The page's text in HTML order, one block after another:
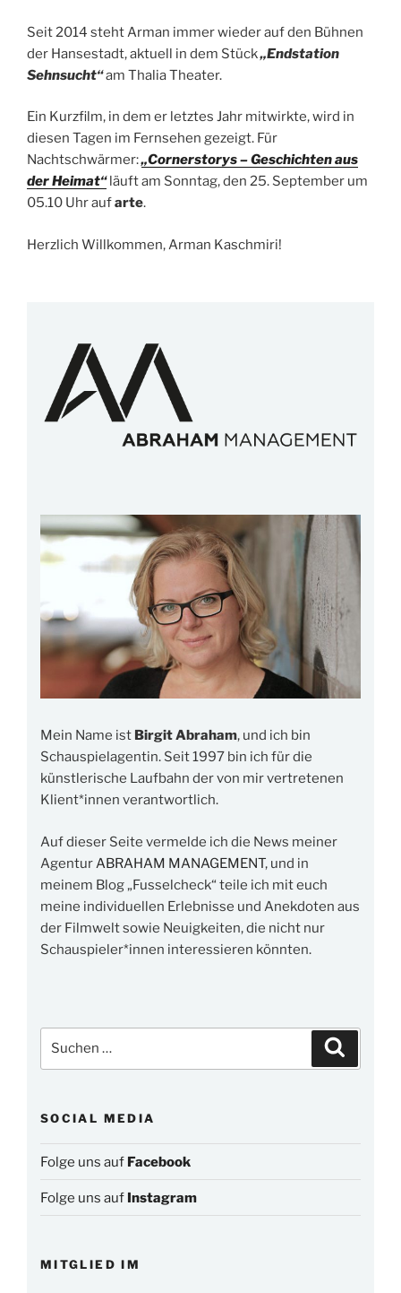
Seit 2014 steht Arman immer wieder auf den Bühnen
der Hansestadt, aktuell in dem Stück„Endstation
Sehnsucht“am Thalia Theater.
Ein Kurzfilm, in dem er letztes Jahr mitwirkte, wird in
diesen Tagen im Fernsehen gezeigt. Für
Nachtschwärmer:„Cornerstorys – Geschichten aus
der Heimat“läuft am Sonntag, den 25. September um
05.10 Uhr aufarte.
Herzlich Willkommen, Arman Kaschmiri!
Mein Name ist Birgit Abraham, und ich bin
Schauspielagentin. Seit 1997 bin ich für die
künstlerische Laufbahn der von mir vertretenen
Klient*innen verantwortlich.
Auf dieser Seite vermelde ich die News meiner
AgenturABRAHAM MANAGEMENT, und in
meinem Blog „Fusselcheck“ teile ich mit euch
meine individuellen Erlebnisse und Anekdoten aus
der Filmwelt sowie Neuigkeiten, die nicht nur
Schauspieler*innen interessieren könnten.
nach:
SOCIAL MEDIA
Folge uns auf Facebook
Folge uns auf Instagram
MITGLIED IM